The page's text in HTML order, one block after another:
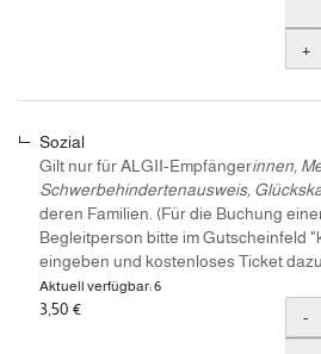
+
Sozial
Gilt nur für ALGII-Empfängerinnen,
Schwerbehindertenausweis,
deren Familien. (Für die Buchung
Begleitperson bitte im Gutscheinfeld
eingeben und kostenloses Ticket
Aktuell verfügbar: 6
3,50 € -